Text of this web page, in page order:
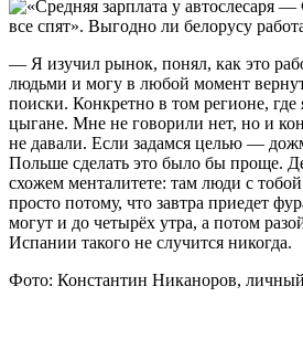
— Я изучил рынок, понял, как это
людьми и могу в любой момент
поиски. Конкретно в том регионе,
цыгане. Мне не говорили нет, но и
не давали. Если задамся целью —
Польше сделать это было бы проще.
схожем менталитете: там люди с
просто потому, что завтра приедет
могут и до четырёх утра, а потом
Испании такого не случится никогда.
Фото: Константин Никаноров,